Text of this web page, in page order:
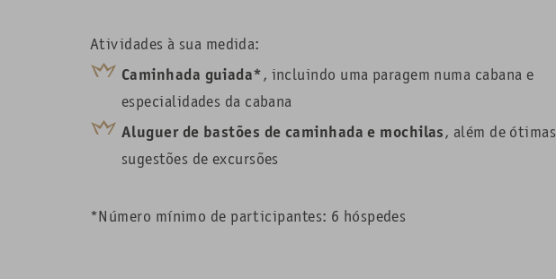
Atividades à sua medida:
Caminhada guiada*, incluindo uma paragem numa cabana e
especialidades da cabana
Aluguer de bastões de caminhada e mochilas, além de ótimas
sugestões de excursões
*Número mínimo de participantes: 6 hóspedes